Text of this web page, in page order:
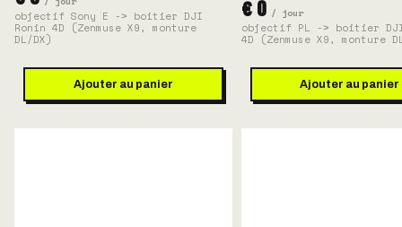
objectif Sony E -> boitier DJI
Ronin 4D (Zenmuse X9, monture
DL/DX)
Ajouter au panier
€ 0 / jour
objectif PL -> boitier
4D (Zenmuse X9, monture
Ajouter au panier